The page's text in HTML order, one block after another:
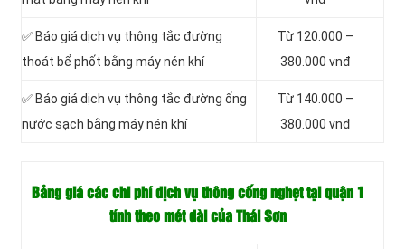
✅ Báo giá dịch vụ thông tắc đường
thoát bể phốt bằng máy nén khí
Từ 120.000 –
380.000 vnđ
✅ Báo giá dịch vụ thông tắc đường ống
nước sạch bằng máy nén khí
Từ 140.000 –
380.000 vnđ
Bảng giá các chi phí dịch vụ thông cống nghẹt tại quận 1
tính theo mét dài của Thái Sơn